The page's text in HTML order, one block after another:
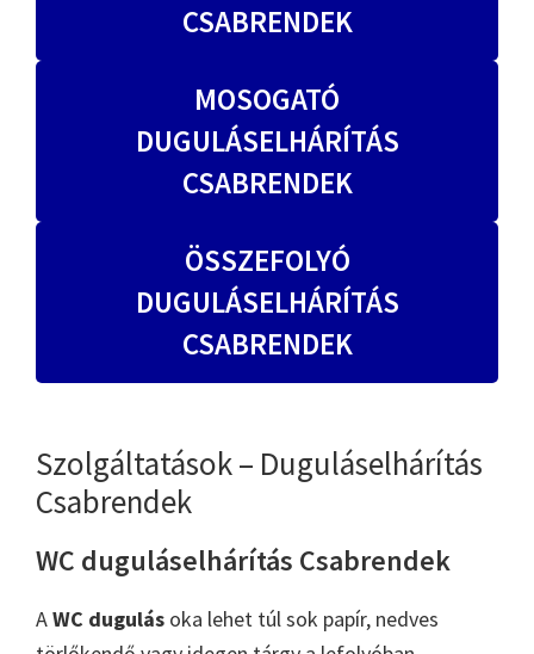
CSABRENDEK
MOSOGATÓ
DUGULÁSELHÁRÍTÁS
CSABRENDEK
ÖSSZEFOLYÓ
DUGULÁSELHÁRÍTÁS
CSABRENDEK
Szolgáltatások – Duguláselhárítás
Csabrendek
WC duguláselhárítás Csabrendek
AWC dugulás oka lehet túl sok papír, nedves